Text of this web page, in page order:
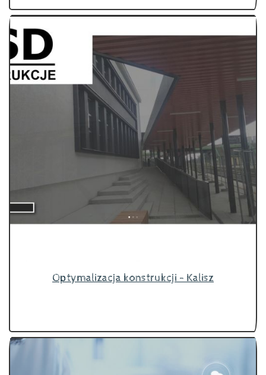
Optymalizacja konstrukcji - Kalisz